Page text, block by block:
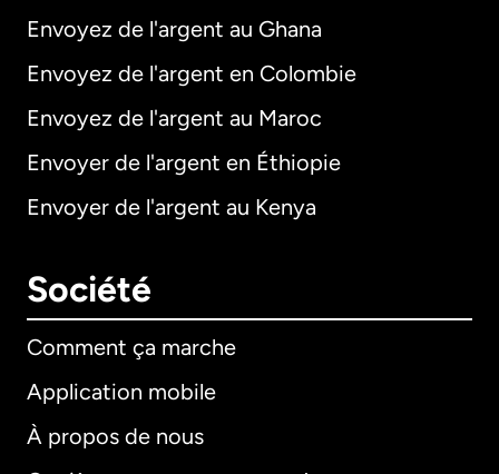
Envoyez de l'argent au Ghana
Envoyez de l'argent en Colombie
Envoyez de l'argent au Maroc
Envoyer de l'argent en Éthiopie
Envoyer de l'argent au Kenya
Société
Comment ça marche
Application mobile
À propos de nous